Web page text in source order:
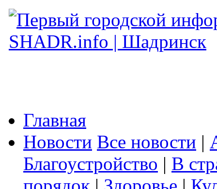
Главная
Новости Все новости |
Благоустройство | В